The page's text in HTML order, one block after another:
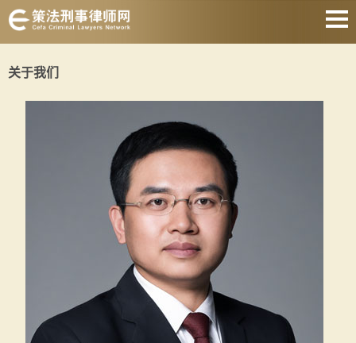
著名刑事律师
刑事律师收费
静安刑事律师
关于我们
关于我们